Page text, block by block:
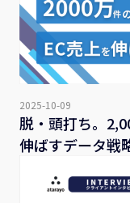
2025-10-09
脱・頭打ち。
伸ばすデータ戦